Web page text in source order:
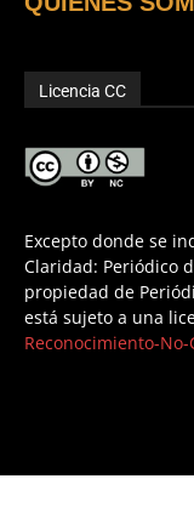
Licencia CC
Excepto donde se
Claridad: Periódico
propiedad de
está sujeto a una
Reconocimiento-